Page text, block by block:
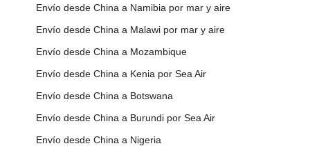
Envío desde China a Namibia por mar y aire
Envío desde China a Malawi por mar y aire
Envío desde China a Mozambique
Envío desde China a Kenia por Sea Air
Envío desde China a Botswana
Envío desde China a Burundi por Sea Air
Envío desde China a Nigeria